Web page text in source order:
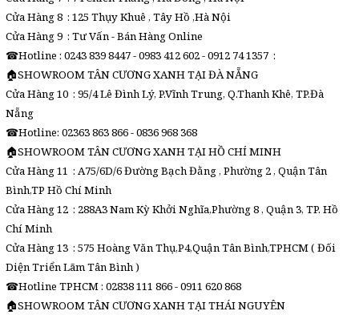
Cửa Hàng 8 : 125 Thụy Khuê , Tây Hồ ,Hà Nội
Cửa Hàng 9 : Tư Vấn - Bán Hàng Online
☎Hotline : 0243 839 8447 - 0983 412 602 - 0912 74 1357 :
🏠SHOWROOM TÂN CƯƠNG XANH TẠI ĐÀ NẴNG
Cửa Hàng 10 : 95/4 Lê Đình Lý, P.Vĩnh Trung, Q.Thanh Khê, TP.Đà
Nẵng
☎Hotline: 02363 863 866 - 0836 968 368
🏠SHOWROOM TÂN CƯƠNG XANH TẠI HỒ CHÍ MINH
Cửa Hàng 11 : A75/6D/6 Đường Bạch Đằng , Phường 2 , Quận Tân
Bình,TP Hồ Chí Minh
Cửa Hàng 12 : 288A3 Nam Kỳ Khởi Nghĩa,Phường 8 , Quận 3, TP. Hồ
Chí Minh
Cửa Hàng 13 : 575 Hoàng Văn Thụ,P4,Quận Tân Bình,TPHCM ( Đối
Diện Triển Lãm Tân Bình )
☎Hotline TPHCM : 02838 111 866 - 0911 620 868
🏠SHOWROOM TÂN CƯƠNG XANH TẠI THÁI NGUYÊN